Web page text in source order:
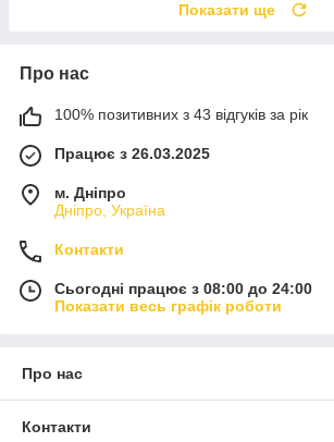
Показати ще
Про нас
100% позитивних з 43 відгуків за рік
Працює з 26.03.2025
м. Дніпро
Дніпро, Україна
Контакти
Сьогодні працює з 08:00 до 24:00
Показати весь графік роботи
Про нас
Контакти